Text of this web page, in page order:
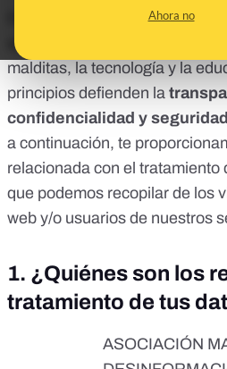
Ahora no
Desde Maldita.es luchamos
apoyándonos en nuestra
malditas, la tecnología y la
principios defienden la
confidencialidad y seguridad
a continuación, te
relacionada con el tratamiento
que podemos recopilar de los
web y/o usuarios de nuestros
1. ¿Quiénes son los
tratamiento de tus
ASOCIACIÓN